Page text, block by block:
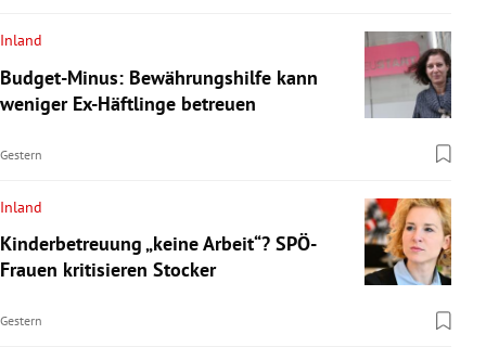
Inland
Budget-Minus: Bewährungshilfe kann
weniger Ex-Häftlinge betreuen
Gestern
Inland
Kinderbetreuung „keine Arbeit“? SPÖ-
Frauen kritisieren Stocker
Gestern